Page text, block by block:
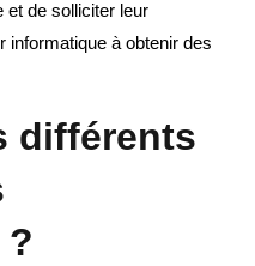
et de solliciter leur
informatique à obtenir des
différents